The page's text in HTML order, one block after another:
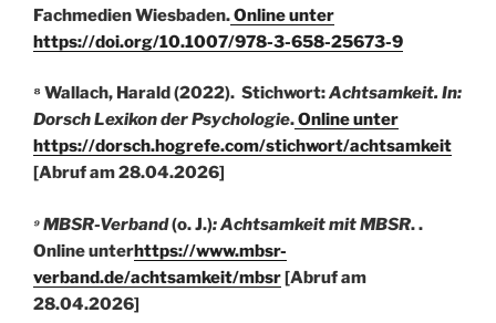
Fachmedien Wiesbaden.Online unter
https://doi.org/10.1007/978-3-658-25673-9
⁸ Wallach, Harald (2022). Stichwort:Achtsamkeit. In:
Dorsch Lexikon der Psychologie.Online unter
https://dorsch.hogrefe.com/stichwort/achtsamkeit
[Abruf am 28.04.2026]
⁹ MBSR-Verband(o. J.): Achtsamkeit mit MBSR. .
Online unterhttps://www.mbsr-
verband.de/achtsamkeit/mbsr[Abruf am
28.04.2026]